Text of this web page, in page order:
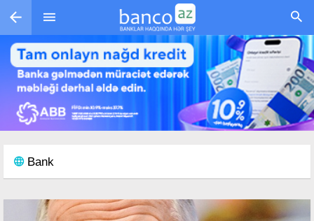
Skip to main content
Bank